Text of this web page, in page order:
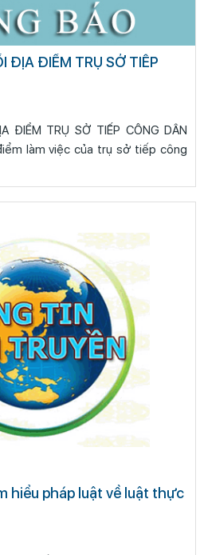
ĐỊA ĐIỂM TRỤ SỞ TIẾP
ĐIỂM TRỤ SỞ TIẾP CÔNG DÂN
hiểu pháp luật về luật thực